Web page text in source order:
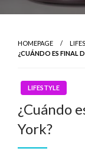
HOMEPAGE
¿CUÁNDO ES FINAL
LIFESTYLE
¿Cuándo
York?